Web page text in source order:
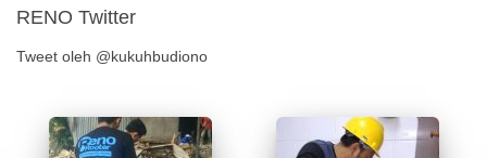
RENO Twitter
Tweet oleh @kukuhbudiono